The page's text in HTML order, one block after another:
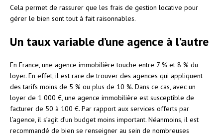
Cela permet de rassurer que les frais de gestion locative pour
gérer le bien sont tout à fait raisonnables.
Un taux variable d’une agence à l’autre
En France, une agence immobilière touche entre 7 % et 8 % du
loyer. En effet, il est rare de trouver des agences qui appliquent
des tarifs moins de 5 % ou plus de 10 %. Dans ce cas, avec un
loyer de 1 000 €, une agence immobilière est susceptible de
facturer de 50 à 100 €. Par rapport aux services offerts par
l’agence, il s’agit d’un budget moins important. Néanmoins, il est
recommandé de bien se renseigner au sein de nombreuses